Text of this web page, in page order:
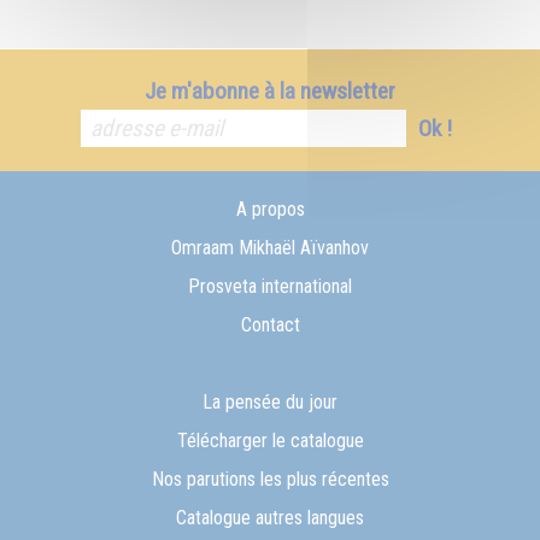
Je m'abonne à la newsletter
Ok !
A propos
Omraam Mikhaël Aïvanhov
Prosveta international
Contact
La pensée du jour
Télécharger le catalogue
Nos parutions les plus récentes
Catalogue autres langues